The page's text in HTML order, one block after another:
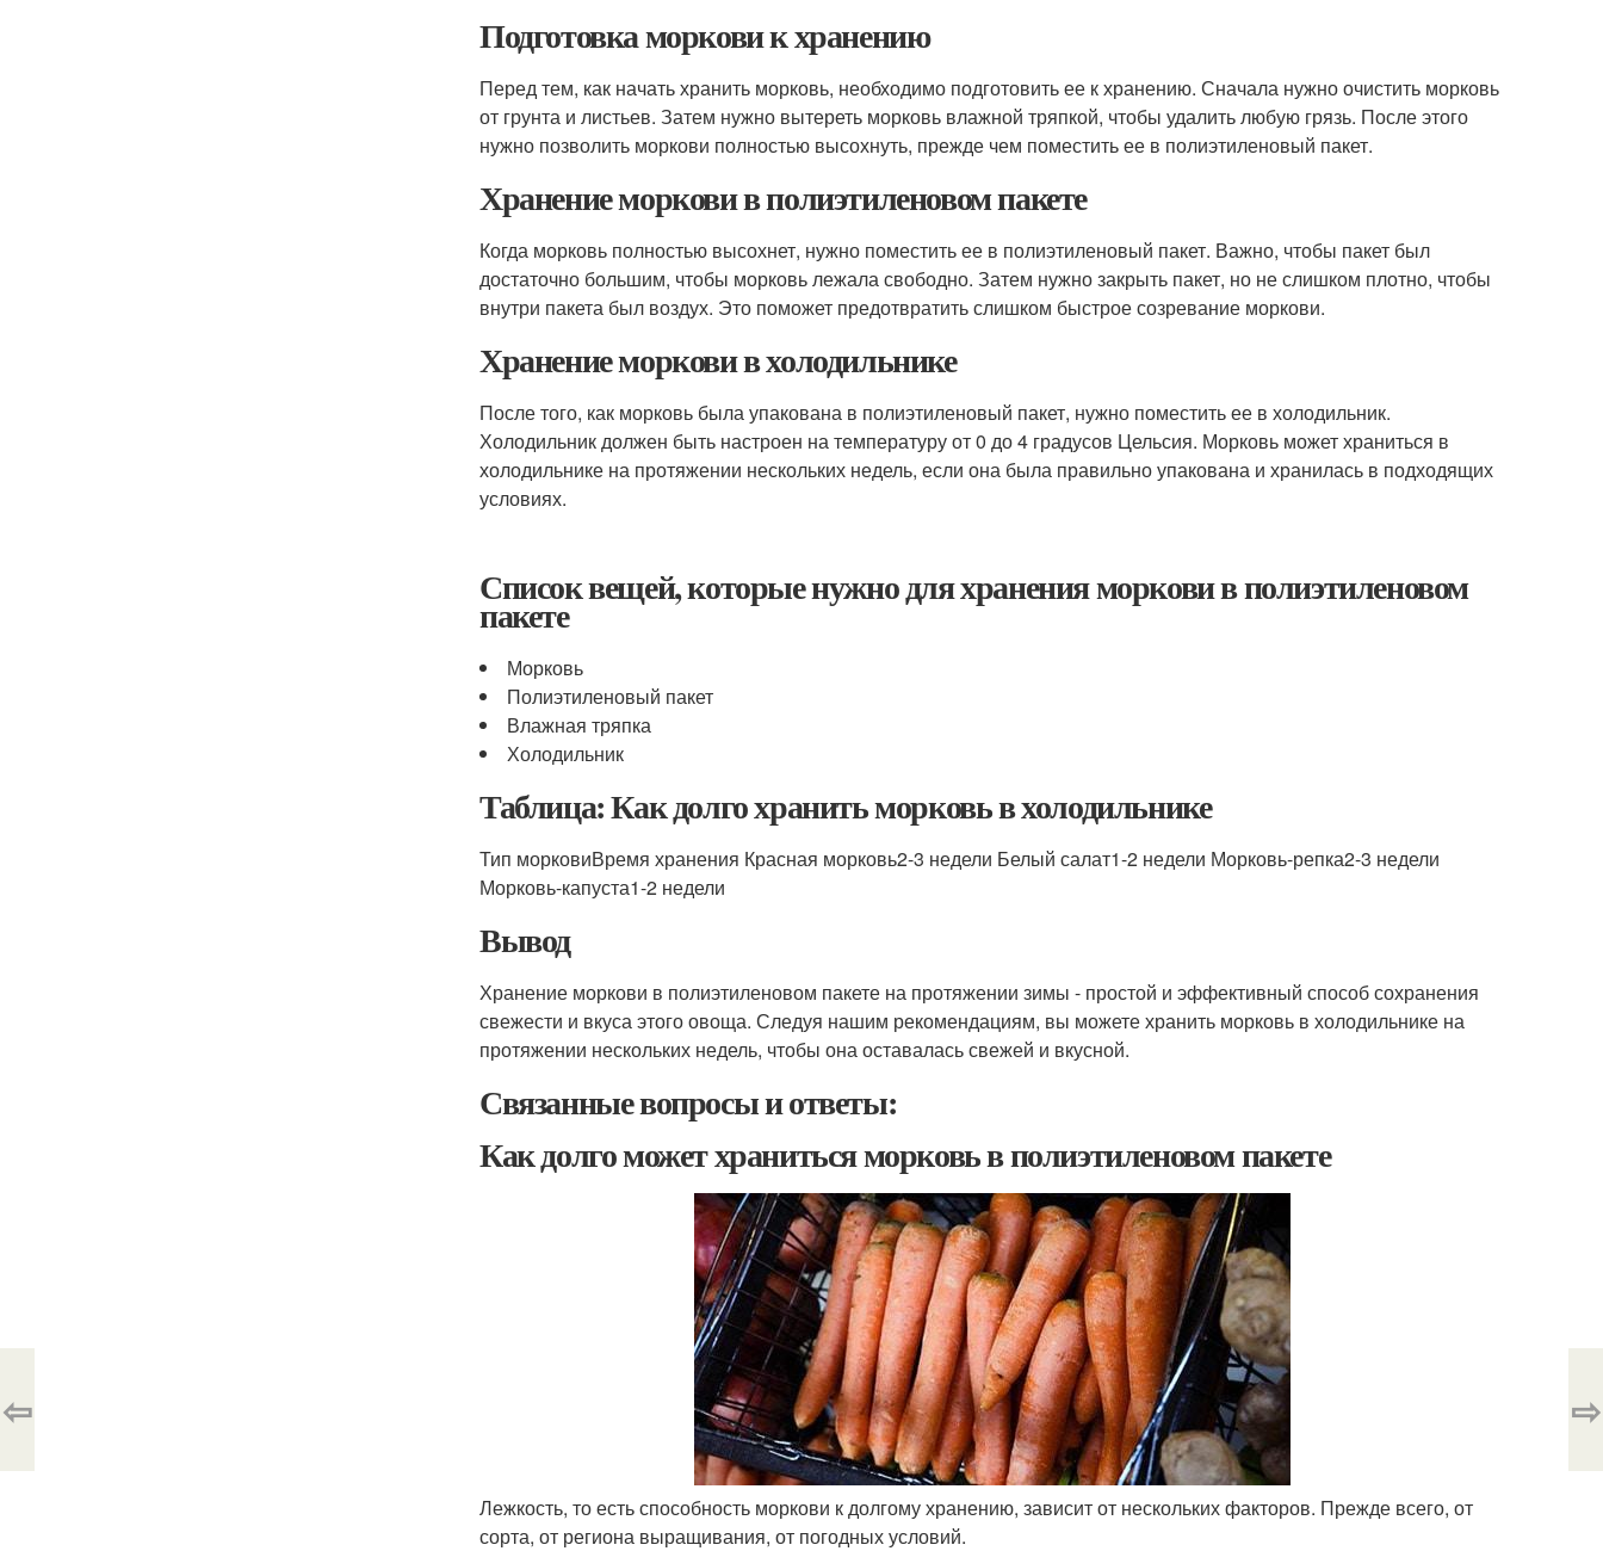
Подготовка моркови к хранению
Перед тем, как начать хранить морковь, необходимо подготовить ее к хранению. Сначала нужно очистить морковь
от грунта и листьев. Затем нужно вытереть морковь влажной тряпкой, чтобы удалить любую грязь. После этого
нужно позволить моркови полностью высохнуть, прежде чем поместить ее в полиэтиленовый пакет.
Хранение моркови в полиэтиленовом пакете
Когда морковь полностью высохнет, нужно поместить ее в полиэтиленовый пакет. Важно, чтобы пакет был
достаточно большим, чтобы морковь лежала свободно. Затем нужно закрыть пакет, но не слишком плотно, чтобы
внутри пакета был воздух. Это поможет предотвратить слишком быстрое созревание моркови.
Хранение моркови в холодильнике
После того, как морковь была упакована в полиэтиленовый пакет, нужно поместить ее в холодильник.
Холодильник должен быть настроен на температуру от 0 до 4 градусов Цельсия. Морковь может храниться в
холодильнике на протяжении нескольких недель, если она была правильно упакована и хранилась в подходящих
условиях.
Список вещей, которые нужно для хранения моркови в полиэтиленовом
пакете
Морковь
Полиэтиленовый пакет
Влажная тряпка
Холодильник
Таблица: Как долго хранить морковь в холодильнике
Тип морковиВремя хранения Красная морковь2-3 недели Белый салат1-2 недели Морковь-репка2-3 недели
Морковь-капуста1-2 недели
Вывод
Хранение моркови в полиэтиленовом пакете на протяжении зимы - простой и эффективный способ сохранения
свежести и вкуса этого овоща. Следуя нашим рекомендациям, вы можете хранить морковь в холодильнике на
протяжении нескольких недель, чтобы она оставалась свежей и вкусной.
Связанные вопросы и ответы:
Как долго может храниться морковь в полиэтиленовом пакете
Лежкость, то есть способность моркови к долгому хранению, зависит от нескольких факторов. Прежде всего, от
сорта, от региона выращивания, от погодных условий.
⇦ ⇨